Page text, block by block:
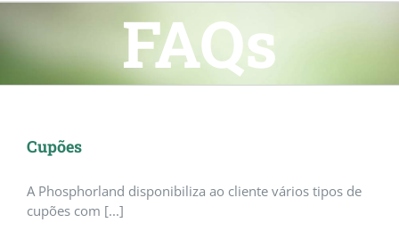
FAQs
Cupões
A Phosphorland disponibiliza ao cliente vários tipos de
cupões com [...]